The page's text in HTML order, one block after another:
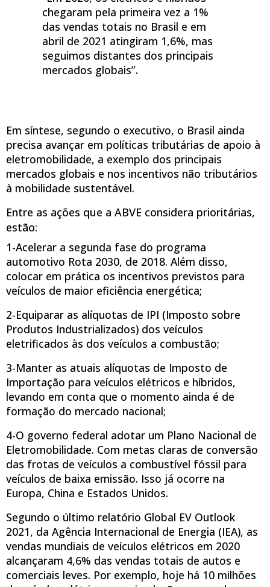
chegaram pela primeira vez a 1%
das vendas totais no Brasil e em
abril de 2021 atingiram 1,6%, mas
seguimos distantes dos principais
mercados globais”.
Em síntese, segundo o executivo, o Brasil ainda
precisa avançar em políticas tributárias de apoio à
eletromobilidade, a exemplo dos principais
mercados globais e nos incentivos não tributários
à mobilidade sustentável.
Entre as ações que a ABVE considera prioritárias,
estão:
1-Acelerar a segunda fase do programa
automotivo Rota 2030, de 2018. Além disso,
colocar em prática os incentivos previstos para
veículos de maior eficiência energética;
2-Equiparar as alíquotas de IPI (Imposto sobre
Produtos Industrializados) dos veículos
eletrificados às dos veículos a combustão;
3-Manter as atuais alíquotas de Imposto de
Importação para veículos elétricos e híbridos,
levando em conta que o momento ainda é de
formação do mercado nacional;
4-O governo federal adotar um Plano Nacional de
Eletromobilidade. Com metas claras de conversão
das frotas de veículos a combustível fóssil para
veículos de baixa emissão. Isso já ocorre na
Europa, China e Estados Unidos.
Segundo o último relatório Global EV Outlook
2021, da Agência Internacional de Energia (IEA), as
vendas mundiais de veículos elétricos em 2020
alcançaram 4,6% das vendas totais de autos e
comerciais leves. Por exemplo, hoje há 10 milhões